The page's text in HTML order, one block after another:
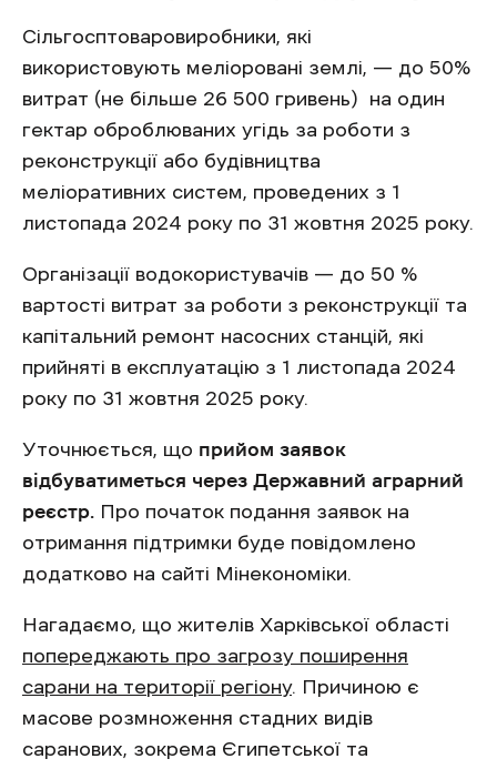
Сільгосптоваровиробники, які
використовують меліоровані землі, — до 50%
витрат (не більше 26 500 гривень) на один
гектар оброблюваних угідь за роботи з
реконструкції або будівництва
меліоративних систем, проведених з 1
листопада 2024 року по 31 жовтня 2025 року.
Організації водокористувачів — до 50 %
вартості витрат за роботи з реконструкції та
капітальний ремонт насосних станцій, які
прийняті в експлуатацію з 1 листопада 2024
року по 31 жовтня 2025 року.
Уточнюється, що прийом заявок
відбуватиметься через Державний аграрний
реєстр. Про початок подання заявок на
отримання підтримки буде повідомлено
додатково на сайті Мінекономіки.
Нагадаємо, що жителів Харківської області
попереджають про загрозу поширення
сарани на території регіону. Причиною є
масове розмноження стадних видів
саранових, зокрема Єгипетської та